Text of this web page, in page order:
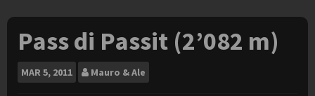
Pass di Passit (2’082 m)
MAR 5, 2011 Mauro & Ale